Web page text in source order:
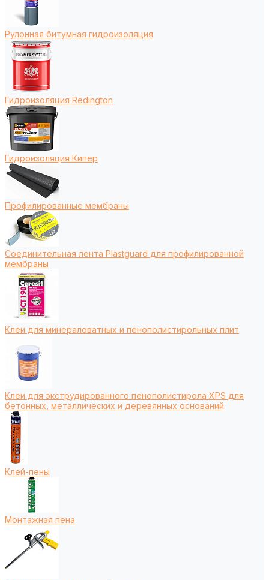
Рулонная битумная гидроизоляция
Гидроизоляция Redington
Гидроизоляция Кипер
Профилированные мембраны
Соединительная лента Plastguard для профилированной
мембраны
Клеи для минераловатных и пенополистирольных плит
Клеи для экструдированного пенополистирола XPS для
бетонных, металлических и деревянных оснований
Клей-пены
Монтажная пена